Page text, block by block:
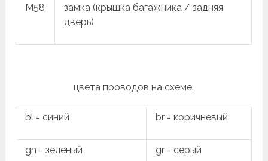
M58
замка (крышка багажника / задняя
дверь)
цвета проводов на схеме.
bl = синий br = коричневый
gn = зеленый gr = серый